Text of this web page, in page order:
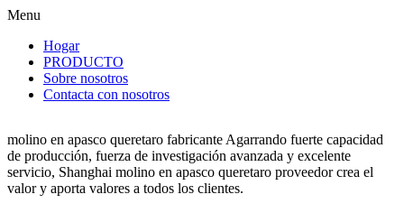
Menu
Hogar
PRODUCTO
Sobre nosotros
Contacta con nosotros
molino en apasco queretaro fabricante Agarrando fuerte capacidad
de producción, fuerza de investigación avanzada y excelente
servicio, Shanghai molino en apasco queretaro proveedor crea el
valor y aporta valores a todos los clientes.